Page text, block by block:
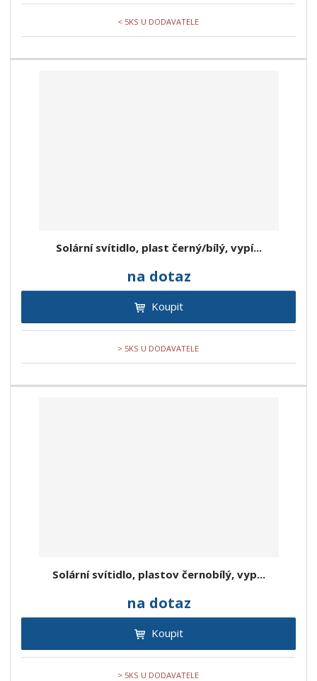
< 5KS U DODAVATELE
Solární svítidlo, plast černý/bílý, vypí...
na dotaz
Koupit
> 5KS U DODAVATELE
Solární svítidlo, plastov černobílý, vyp...
na dotaz
Koupit
> 5KS U DODAVATELE